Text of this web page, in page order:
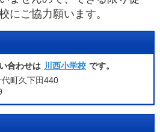
にご協力願います。
合わせは 川西小学校 です。
町久下田440